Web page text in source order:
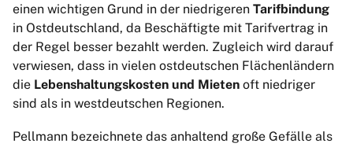
einen wichtigen Grund in der niedrigeren Tarifbindung
in Ostdeutschland, da Beschäftigte mit Tarifvertrag in
der Regel besser bezahlt werden. Zugleich wird darauf
verwiesen, dass in vielen ostdeutschen Flächenländern
die Lebenshaltungskosten und Mieten oft niedriger
sind als in westdeutschen Regionen.
Pellmann bezeichnete das anhaltend große Gefälle als